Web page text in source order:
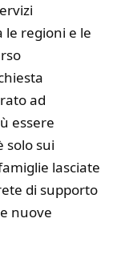
regioni e le
ad
essere
solo sui
lasciate
di supporto
nuove